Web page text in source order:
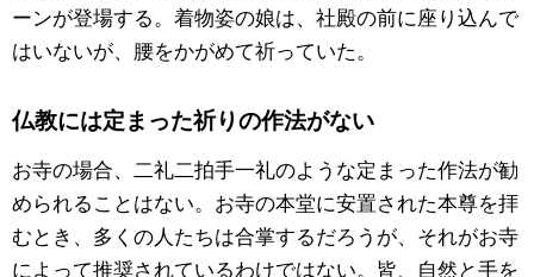
ーンが登場する。着物姿の娘は、社殿の前に座り込んで
はいないが、腰をかがめて祈っていた。
仏教には定まった祈りの作法がない
お寺の場合、二礼二拍手一礼のような定まった作法が勧
められることはない。お寺の本堂に安置された本尊を拝
むとき、多くの人たちは合掌するだろうが、それがお寺
によって推奨されているわけではない。皆、自然と手を